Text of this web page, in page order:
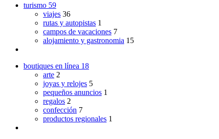
turismo 59
viajes 36
rutas y autopistas 1
campos de vacaciones 7
alojamiento y gastronomia 15
boutiques en línea 18
arte 2
joyas y relojes 5
pequeños anuncios 1
regalos 2
confección 7
productos regionales 1